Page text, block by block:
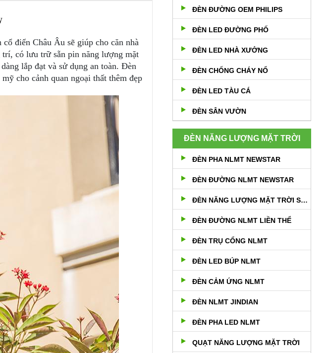
điển Châu Âu sẽ giúp cho căn nhà
trí, có lưu trữ sẵn pin năng lượng mặt
lắp đạt và sử dụng an toàn. Đèn
cho cảnh quan ngoại thất thêm đẹp
ĐÈN ĐƯỜNG OEM PHILIPS
ĐÈN LED ĐƯỜNG PHỐ
ĐÈN LED NHÀ XƯỞNG
ĐÈN CHỐNG CHÁY NỔ
ĐÈN LED TÀU CÁ
ĐÈN SÂN VƯỜN
ĐÈN NĂNG LƯỢNG MẶT TRỜI
ĐÈN PHA NLMT NEWSTAR
ĐÈN ĐƯỜNG NLMT NEWSTAR
ĐÈN NĂNG LƯỢNG MẶT TRỜI SÂN VƯỜN
ĐÈN ĐƯỜNG NLMT LIỀN THỂ
ĐÈN TRỤ CỔNG NLMT
ĐÈN LED BÚP NLMT
ĐÈN CẢM ỨNG NLMT
ĐÈN NLMT JINDIAN
ĐÈN PHA LED NLMT
QUẠT NĂNG LƯỢNG MẶT TRỜI